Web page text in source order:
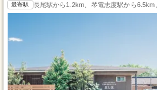
最寄駅 長尾駅から1.2km、琴電志度駅から